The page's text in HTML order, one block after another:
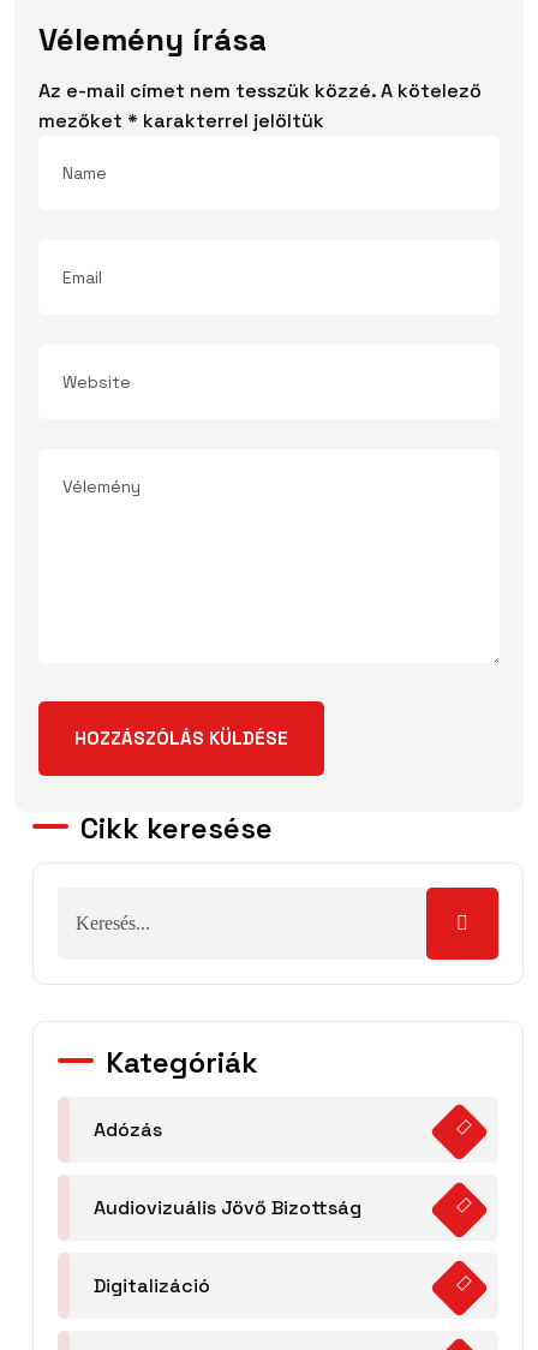
Vélemény írása
Az e-mail címet nem tesszük közzé.A kötelező
mezőket * karakterrel jelöltük
Cikk keresése
Kategóriák
Adózás
Audiovizuális Jövő Bizottság
Digitalizáció